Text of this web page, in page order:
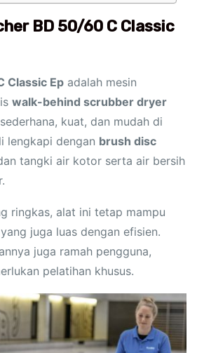
BD 50/60 C Classic
Classic Ep adalah mesin
walk-behind scrubber dryer
kuat, dan mudah di
lengkapi dengan brush disc
tangki air kotor serta air bersih
ringkas, alat ini tetap mampu
juga luas dengan efisien.
juga ramah pengguna,
pelatihan khusus.